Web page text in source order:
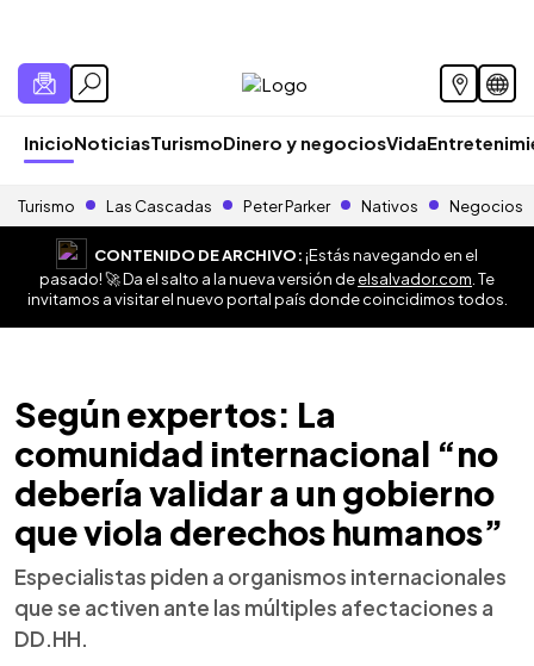
InicioNoticiasTurismoDinero y negociosVida
Turismo Las Cascadas Peter Parker Nativos Negocios
CONTENIDO DE ARCHIVO:¡Estás navegando en el
pasado! 🚀 Da el salto a la nueva versión deelsalvador.com . Te
invitamos a visitar el nuevo portal país donde coincidimos todos.
Según expertos: La
comunidad internacional “no
debería validar a un gobierno
que viola derechos humanos”
Especialistas piden a organismos internacionales
que se activen ante las múltiples afectaciones a
DD.HH.